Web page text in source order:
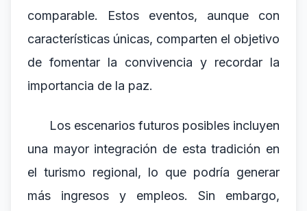
comparable. Estos eventos, aunque con
características únicas, comparten el objetivo
de fomentar la convivencia y recordar la
importancia de la paz.
Los escenarios futuros posibles incluyen
una mayor integración de esta tradición en
el turismo regional, lo que podría generar
más ingresos y empleos. Sin embargo,